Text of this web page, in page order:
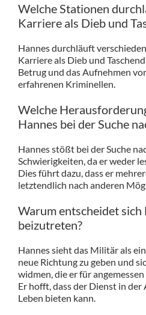
Welche Stationen
Karriere als Dieb und
Hannes durchläuft
Karriere als Dieb und
Betrug und das Aufnehmen
erfahrenen Kriminellen.
Welche
Hannes bei der Suche
Hannes stößt bei der Suche
Schwierigkeiten, da er weder
Dies führt dazu, dass er
letztendlich nach anderen
Warum entscheidet
beizutreten?
Hannes sieht das Militär als
neue Richtung zu geben und
widmen, die er für
Er hofft, dass der Dienst in der
Leben bieten kann.